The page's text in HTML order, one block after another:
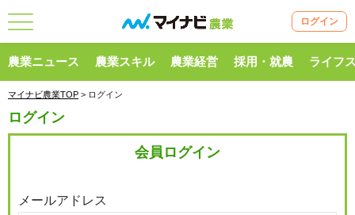
ログイン
農業ニュース 農業スキル 農業経営 採用・就農 ライフ
マイナビ農業TOP > ログイン
ログイン
会員ログイン
メールアドレス